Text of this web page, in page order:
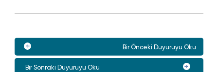
Bir Önceki Duyuruyu Oku
Bir Sonraki Duyuruyu Oku